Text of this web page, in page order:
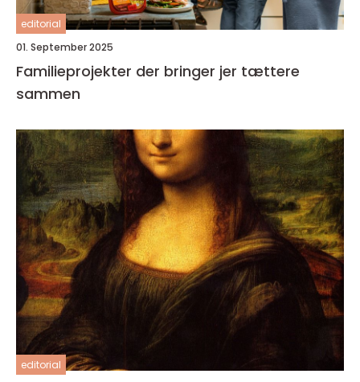
editorial
01. September 2025
Familieprojekter der bringer jer tættere
sammen
editorial